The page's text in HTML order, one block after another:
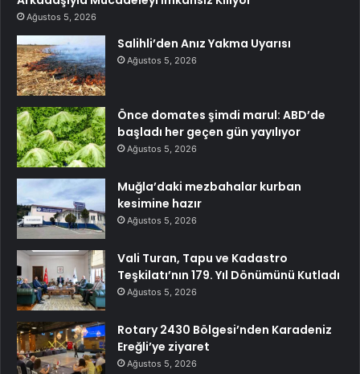
Ağustos 5, 2026
Salihli’den Anız Yakma Uyarısı
Ağustos 5, 2026
Önce domates şimdi marul: ABD’de
başladı her geçen gün yayılıyor
Ağustos 5, 2026
Muğla’daki mezbahalar kurban
kesimine hazır
Ağustos 5, 2026
Vali Turan, Tapu ve Kadastro
Teşkilatı’nın 179. Yıl Dönümünü Kutladı
Ağustos 5, 2026
Rotary 2430 Bölgesi’nden Karadeniz
Ereğli’ye ziyaret
Ağustos 5, 2026